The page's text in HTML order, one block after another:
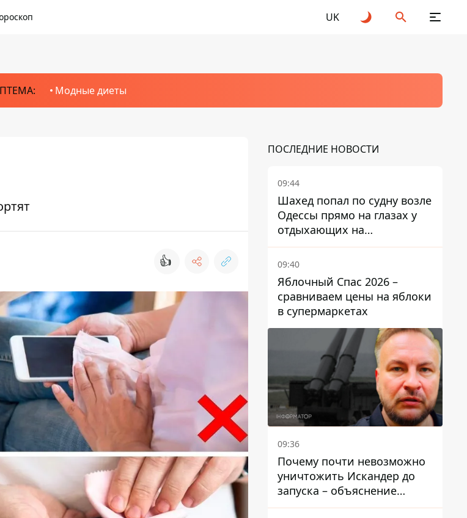
UK
Модные диеты
👍
ПОСЛЕДНИЕ НОВОСТИ
09:44
Шахед попал по судну возле
Одессы прямо на глазах у
отдыхающих на
переполненном пляже
09:40
Яблочный Спас 2026 –
сравниваем цены на яблоки
в супермаркетах
09:36
Почему почти невозможно
уничтожить Искандер до
запуска – объяснение
Флеша